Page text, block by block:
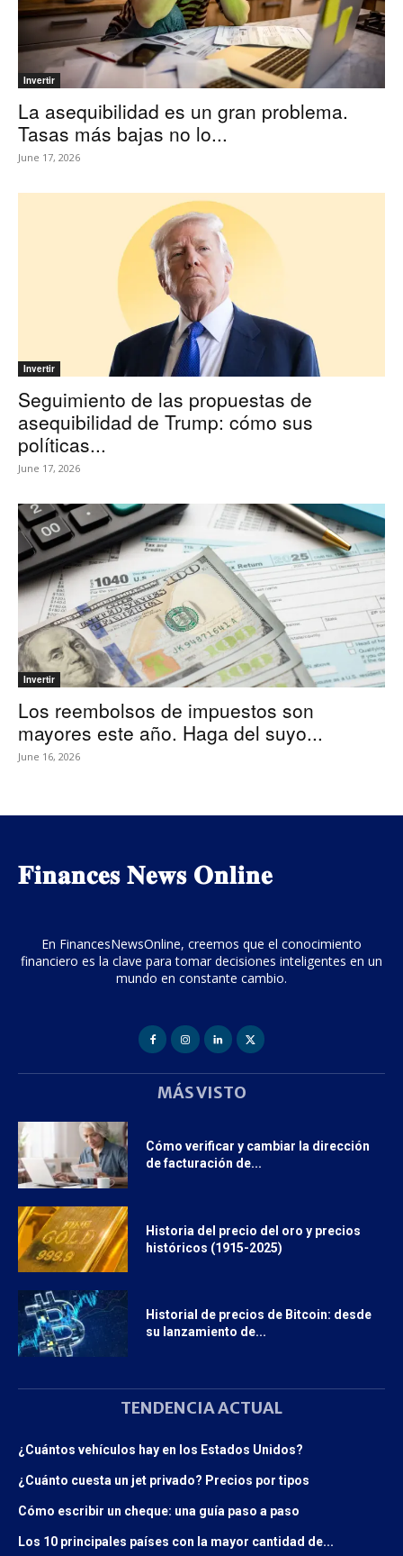
Invertir
La asequibilidad es un gran problema.
Tasas más bajas no lo...
June 17, 2026
Invertir
Seguimiento de las propuestas de
asequibilidad de Trump: cómo sus
políticas...
June 17, 2026
Invertir
Los reembolsos de impuestos son
mayores este año. Haga del suyo...
June 16, 2026
𝐅𝐢𝐧𝐚𝐧𝐜𝐞𝐬 𝐍𝐞𝐰𝐬 𝐎𝐧𝐥𝐢𝐧𝐞
En FinancesNewsOnline, creemos que el conocimiento
financiero es la clave para tomar decisiones inteligentes en un
mundo en constante cambio.
MÁS VISTO
Cómo verificar y cambiar la dirección
de facturación de...
Historia del precio del oro y precios
históricos (1915-2025)
Historial de precios de Bitcoin: desde
su lanzamiento de...
TENDENCIA ACTUAL
¿Cuántos vehículos hay en los Estados Unidos?
¿Cuánto cuesta un jet privado? Precios por tipos
Cómo escribir un cheque: una guía paso a paso
Los 10 principales países con la mayor cantidad de...